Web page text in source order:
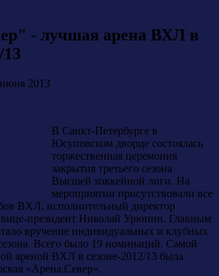
- лучшая арена ВХЛ в
13
2013
В Санкт-Петербурге в
Юсуповском дворце состоялась
торжественная церемония
закрытия третьего сезона
Высшей хоккейной лиги. На
мероприятии присутствовали все
ВХЛ, исполнительный директор
президент Николай Урюпин. Главным
вручение индивидуальных и клубных
Всего было 19 номинаций. Самой
ареной ВХЛ в сезоне-2012/13 была
«Арена.Север».